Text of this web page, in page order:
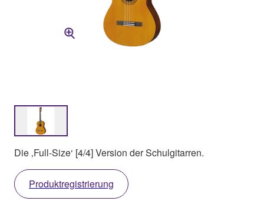
Die ‚Full-Size‘ [4/4] Version der Schulgitarren.
Produktregistrierung